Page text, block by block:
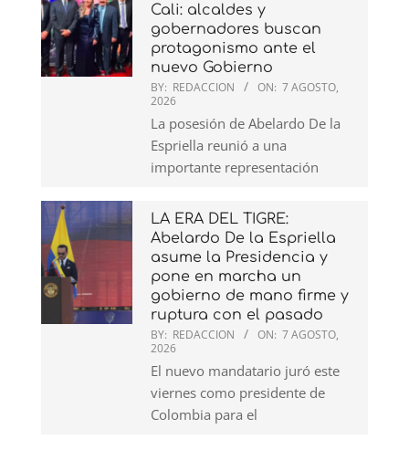
Cali: alcaldes y
gobernadores buscan
protagonismo ante el
nuevo Gobierno
BY: REDACCION ON: 7 AGOSTO,
2026
La posesión de Abelardo De la
Espriella reunió a una
importante representación
LA ERA DEL TIGRE:
Abelardo De la Espriella
asume la Presidencia y
pone en marcha un
gobierno de mano firme y
ruptura con el pasado
BY: REDACCION ON: 7 AGOSTO,
2026
El nuevo mandatario juró este
viernes como presidente de
Colombia para el